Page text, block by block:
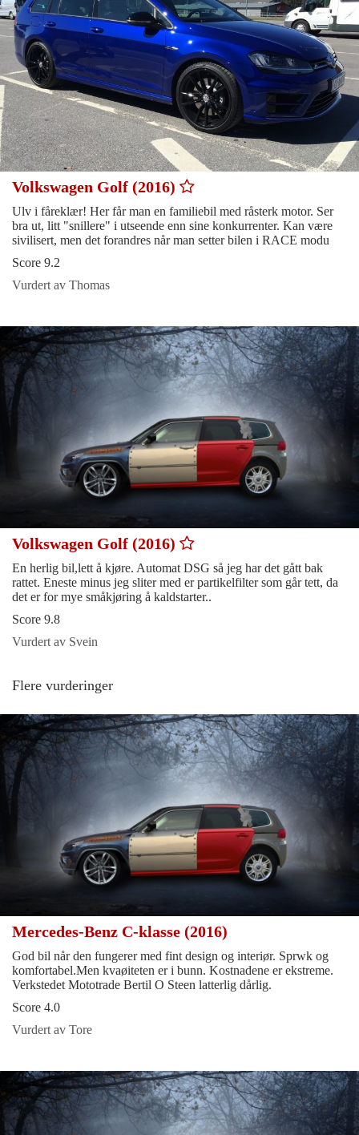
Volkswagen Golf (2016)
Ulv i fåreklær! Her får man en familiebil med råsterk motor. Ser
bra ut, litt "snillere" i utseende enn sine konkurrenter. Kan være
sivilisert, men det forandres når man setter bilen i RACE modu
Score 9.2
Vurdert av Thomas
Volkswagen Golf (2016)
En herlig bil,lett å kjøre. Automat DSG så jeg har det gått bak
rattet. Eneste minus jeg sliter med er partikelfilter som går tett, da
det er for mye småkjøring å kaldstarter..
Score 9.8
Vurdert av Svein
Flere vurderinger
Mercedes-Benz C-klasse (2016)
God bil når den fungerer med fint design og interiør. Sprwk og
komfortabel.Men kvaøiteten er i bunn. Kostnadene er ekstreme.
Verkstedet Mototrade Bertil O Steen latterlig dårlig.
Score 4.0
Vurdert av Tore